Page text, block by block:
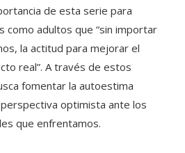
de esta serie para
como adultos que “sin importar
la actitud para mejorar el
real”. A través de estos
fomentar la autoestima
optimista ante los
que enfrentamos.